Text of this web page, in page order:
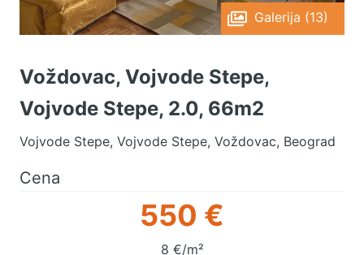
Galerija (13)
Voždovac, Vojvode Stepe,
Vojvode Stepe, 2.0, 66m2
Vojvode Stepe, Vojvode Stepe, Voždovac, Beograd
Cena
550 €
8 €/m²